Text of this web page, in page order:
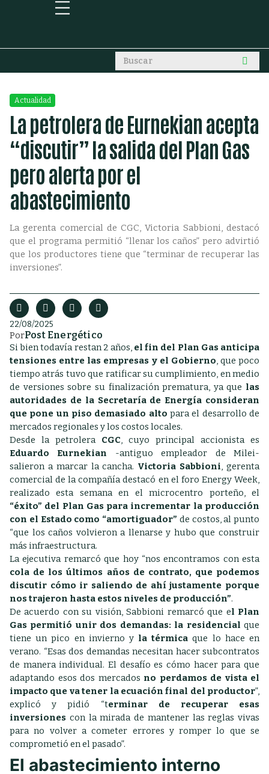
Actualidad
La petrolera de Eurnekian acepta
“discutir” la salida del Plan Gas
pero alerta por el
abastecimiento
La gerenta comercial de CGC, Victoria Sabbioni, destacó
que el programa permitió “llenar los caños” pero advirtió
que los productores tiene que “terminar de recuperar las
inversiones”.
22/08/2025
PorPost Energético
Si bien todavía restan 2 años, el fin del Plan Gas anticipa
tensiones entre las empresas y el Gobierno, que poco
tiempo atrás tuvo que ratificar su cumplimiento, en medio
de versiones sobre su finalización prematura, ya que las
autoridades de la Secretaría de Energía consideran
que pone un piso demasiado alto para el desarrollo de
mercados regionales y los costos locales.
Desde la petroleraCGC, cuyo principal accionista es
Eduardo Eurnekian -antiguo empleador de Milei-
salieron a marcar la cancha. Victoria Sabbioni, gerenta
comercial de la compañía destacó en el foro Energy Week,
realizado esta semana en el microcentro porteño, el
“éxito” del Plan Gas para incrementar la producción
con el Estado como “amortiguador” de costos, al punto
“que los caños volvieron a llenarse y hubo que construir
más infraestructura.
La ejecutiva remarcó que hoy “nos encontramos con esta
cola de los últimos años de contrato, que podemos
discutir cómo ir saliendo de ahí justamente porque
nos trajeron hasta estos niveles de producción”.
De acuerdo con su visión, Sabbioni remarcó que el Plan
Gas permitió unir dos demandas: la residencial que
tiene un pico en invierno yla térmica que lo hace en
verano. “Esas dos demandas necesitan hacer subcontratos
de manera individual. El desafío es cómo hacer para que
adaptando esos dos mercados no perdamos de vista el
impacto que va tener la ecuación final del productor”,
explicó y pidió “terminar de recuperar esas
inversiones con la mirada de mantener las reglas vivas
para no volver a cometer errores y romper lo que se
comprometió en el pasado”.
El abastecimiento interno